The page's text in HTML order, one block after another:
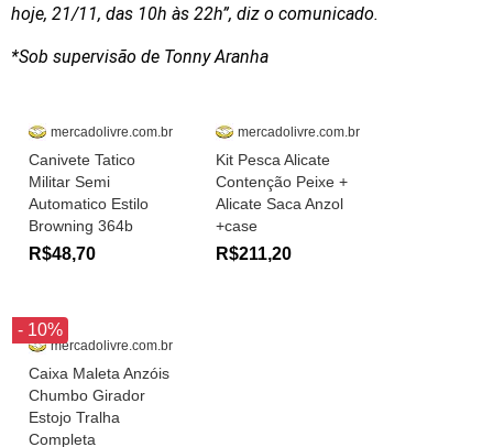
hoje, 21/11, das 10h às 22h”, diz o comunicado.
*Sob supervisão de Tonny Aranha
mercadolivre.com.br
Canivete Tatico
Militar Semi
Automatico Estilo
Browning 364b
R$48,70
mercadolivre.com.br
Kit Pesca Alicate
Contenção Peixe +
Alicate Saca Anzol
+case
R$211,20
- 10%
mercadolivre.com.br
Caixa Maleta Anzóis
Chumbo Girador
Estojo Tralha
Completa